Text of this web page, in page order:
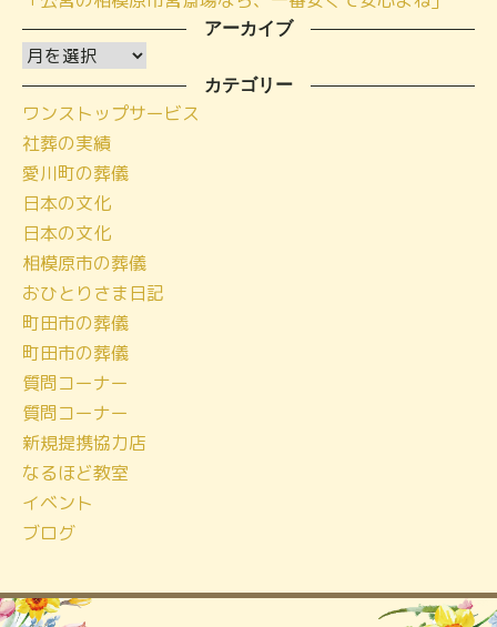
アーカイブ
ア
ー
カ
イ
ブ
カテゴリー
ワンストップサービス
社葬の実績
愛川町の葬儀
日本の文化
日本の文化
相模原市の葬儀
おひとりさま日記
町田市の葬儀
町田市の葬儀
質問コーナー
質問コーナー
新規提携協力店
なるほど教室
イベント
ブログ